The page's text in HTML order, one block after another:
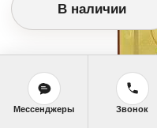
В наличии
Мессенджеры Звонок